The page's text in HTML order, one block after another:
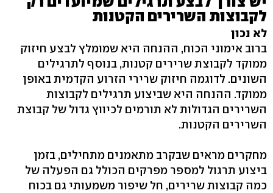
לקבוצות השרירים הקטנות
לא נכון
ברוב אימוני הכוח, ההנחה היא שמומלץ לבצע חיזוק
ממוקד לקבוצת שרירים קטנות, בנוסף לתרגילים
השונים. לדוגמה חיזוק שרירי הזרוע הקדמית באופן
ממוקד. ההנחה היא שביצוע תרגילים לקבוצות
השרירים הגדולות לא תורמים לכיווץ גדול של קבוצת
השרירים הקטנות.
מחקרים מראים שבקרב מתאמנים מתחילים, בזמן
ביצוע תרגול למספר מפרקים הכולל גם הפעלה של
כמה קבוצות שרירים, חל שיפור משמעותי גם בכוח